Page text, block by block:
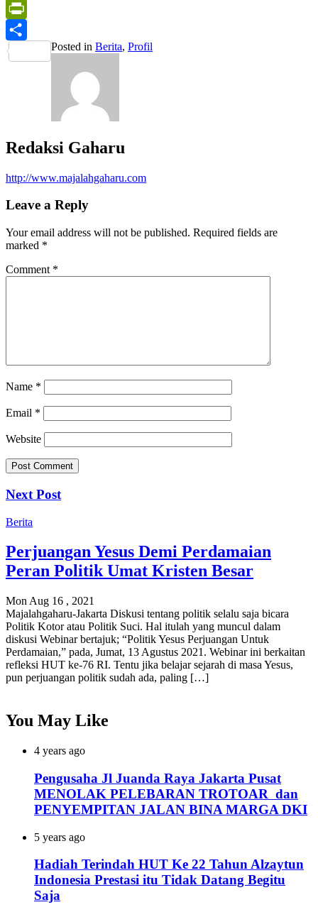
Print
PrintFriendly
Share
Posted in Berita, Profil
Redaksi Gaharu
http://www.majalahgaharu.com
Leave a Reply
Your email address will not be published. Required fields are
marked *
Comment *
Name *
Email *
Website
Next Post
Berita
Perjuangan Yesus Demi Perdamaian
Peran Politik Umat Kristen Besar
Mon Aug 16 , 2021
Majalahgaharu-Jakarta Diskusi tentang politik selalu saja bicara
Politik Kotor atau Politik Suci. Hal itulah yang muncul dalam
diskusi Webinar bertajuk; “Politik Yesus Perjuangan Untuk
Perdamaian,” pada, Jumat, 13 Agustus 2021. Webinar ini berkaitan
refleksi HUT ke-76 RI. Tentu jika belajar sejarah di masa Yesus,
pun perjuangan politik sudah ada, paling […]
You May Like
4 years ago
Pengusaha Jl Juanda Raya Jakarta Pusat
MENOLAK PELEBARAN TROTOAR dan
PENYEMPITAN JALAN BINA MARGA DKI
5 years ago
Hadiah Terindah HUT Ke 22 Tahun Alzaytun
Indonesia Prestasi itu Tidak Datang Begitu
Saja